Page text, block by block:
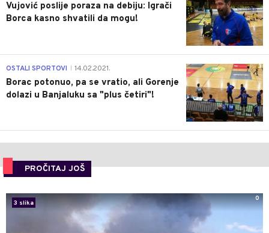
Vujović poslije poraza na debiju: Igrači
Borca kasno shvatili da mogu!
3
OSTALI SPORTOVI 14.02.2021.
Borac potonuo, pa se vratio, ali Gorenje
dolazi u Banjaluku sa "plus četiri"!
PROČITAJ JOŠ
3 slika
0